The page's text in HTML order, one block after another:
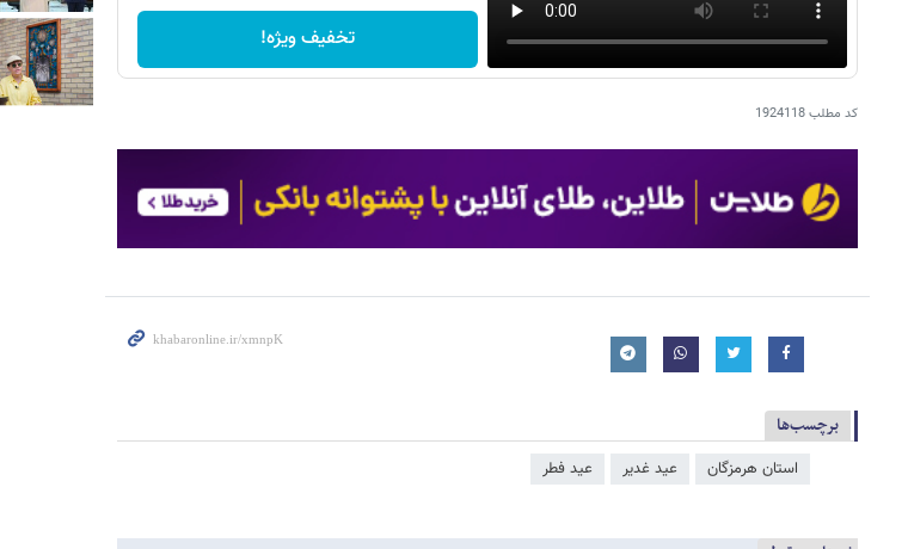
تخفیف ویژه!
کد مطلب1924118
برچسب‌ها
استان هرمزگان عید غدیر عید فطر